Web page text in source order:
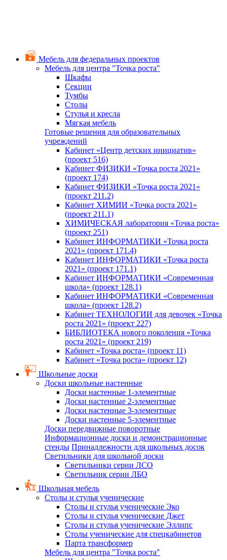
Мебель для федеральных проектов
Мебель для центра "Точка роста"
Шкафы
Секции
Тумбы
Столы
Стулья и кресла
Мягкая мебель
Готовые решения для образовательных
учреждений
Кабинет «Центр детских инициатив»
(проект 516)
Кабинет ФИЗИКИ «Точка роста 2021»
(проект 174)
Кабинет ФИЗИКИ «Точка роста 2021»
(проект 211.2)
Кабинет ХИМИИ «Точка роста 2021»
(проект 211.1)
ХИМИЧЕСКАЯ лаборатория «Точка роста»
(проект 251)
Кабинет ИНФОРМАТИКИ «Точка роста
2021» (проект 171.4)
Кабинет ИНФОРМАТИКИ «Точка роста
2021» (проект 171.1)
Кабинет ИНФОРМАТИКИ «Современная
школа» (проект 128.1)
Кабинет ИНФОРМАТИКИ «Современная
школа» (проект 128.2)
Кабинет ТЕХНОЛОГИИ для девочек «Точка
роста 2021» (проект 227)
БИБЛИОТЕКА нового поколения «Точка
роста 2021» (проект 219)
Кабинет «Точка роста» (проект 11)
Кабинет «Точка роста» (проект 12)
Школьные доски
Доски школьные настенные
Доски настенные 1-элементные
Доски настенные 2-элементные
Доски настенные 3-элементные
Доски настенные 5-элементные
Доски передвижные поворотные
Информационные доски и демонстрационные
стенды Принадлежности для школьных досок
Светильники для школьной доски
Светильники серии ЛСО
Светильник серии ЛБО
Школьная мебель
Столы и стулья ученические
Столы и стулья ученические Эко
Столы и стулья ученические Джет
Столы и стулья ученические Эллипс
Столы ученические для спецкабинетов
Парта трансформер
Мебель для центра "Точка роста"